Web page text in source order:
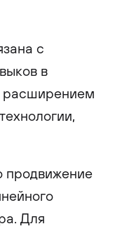
с
в
расширением
продвижение
Для